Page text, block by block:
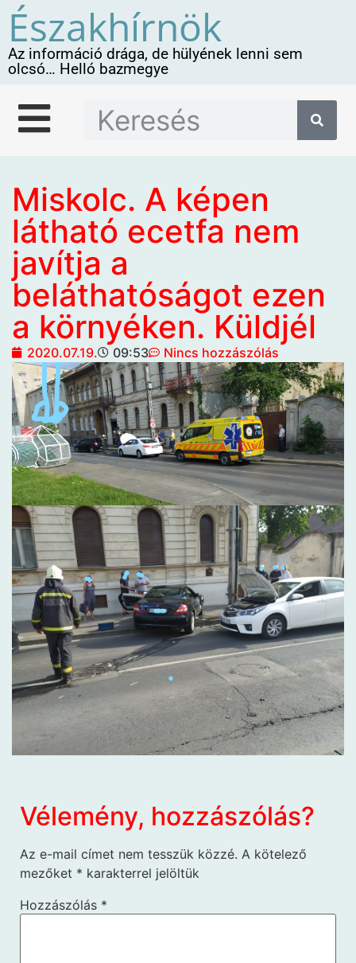
Északhírnök
Az információ drága, de hülyének lenni sem
olcsó… Helló bazmegye
Miskolc. A képen
látható ecetfa nem
javítja a
beláthatóságot ezen
a környéken. Küldjél
2020.07.19. 09:53 Nincs hozzászólás
Vélemény, hozzászólás?
Az e-mail címet nem tesszük közzé. A kötelező
mezőket * karakterrel jelöltük
Hozzászólás *